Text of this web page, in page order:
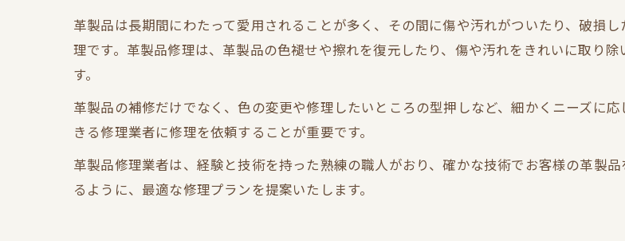
革製品は長期間にわたって愛用されることが多く、その間に傷や汚れがついたり、破損
理です。革製品修理は、革製品の色褪せや擦れを復元したり、傷や汚れをきれいに取り
す。
革製品の補修だけでなく、色の変更や修理したいところの型押しなど、細かくニーズに
きる修理業者に修理を依頼することが重要です。
革製品修理業者は、経験と技術を持った熟練の職人がおり、確かな技術でお客様の革製
るように、最適な修理プランを提案いたします。